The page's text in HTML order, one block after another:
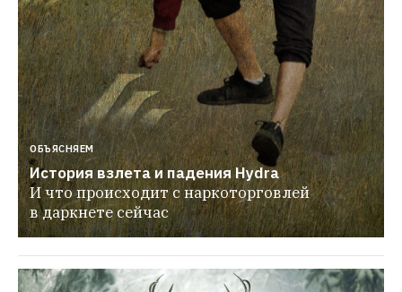
ОБЪЯСНЯЕМ
История взлета и падения Hydra
И что происходит с наркоторговлей
в даркнете сейчас